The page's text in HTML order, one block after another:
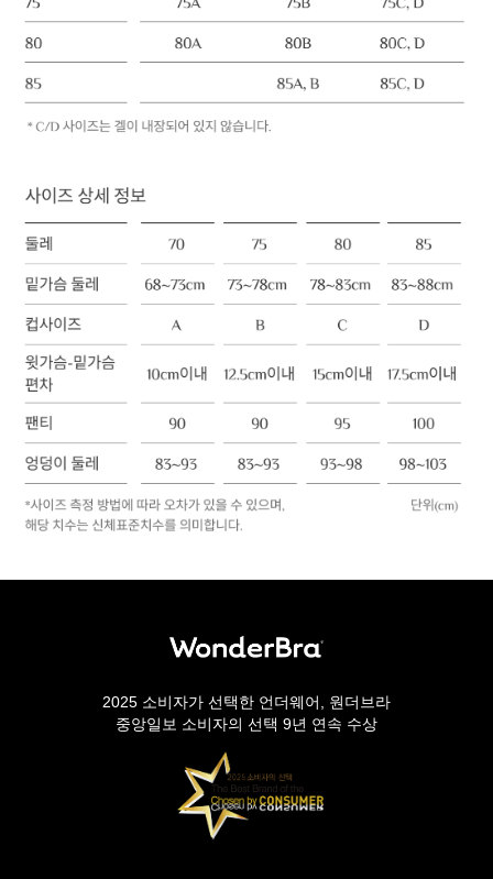
2025 소비자가 선택한 언더웨어, 원더브라
중앙일보 소비자의 선택 9년 연속 수상